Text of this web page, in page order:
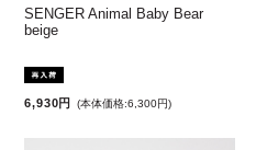
SENGER Animal Baby Bear
beige
6,930円 (本体価格:6,300円)